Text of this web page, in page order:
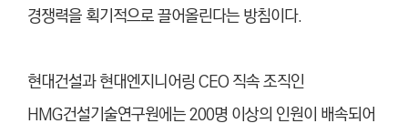
경쟁력을 획기적으로 끌어올린다는 방침이다.
현대건설과 현대엔지니어링 CEO 직속 조직인
HMG건설기술연구원에는 200명 이상의 인원이 배속되어